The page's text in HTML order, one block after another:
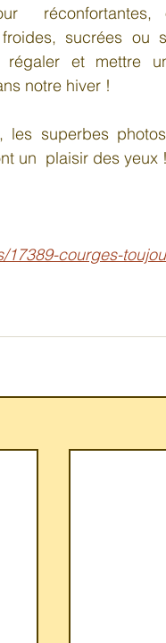
réconfortantes,
sucrées ou
et mettre
notre hiver !
les superbes
un  plaisir des yeux !
courges-